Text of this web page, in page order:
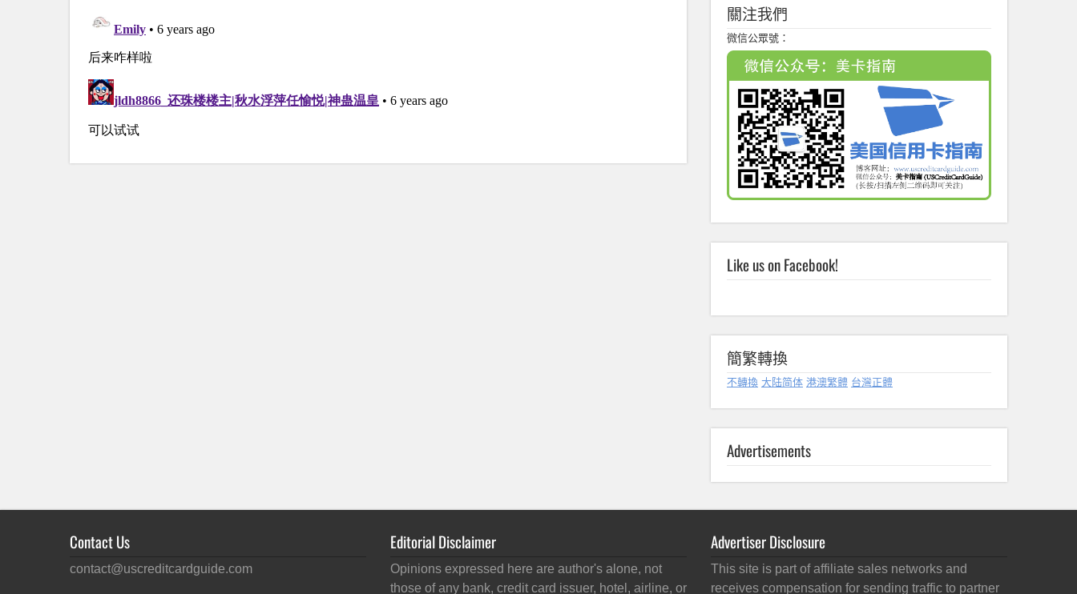
關注我們
微信公眾號：
Like us on Facebook!
簡繁轉換
不轉換 大陆简体 港澳繁體 台灣正體
Advertisements
Contact Us
contact@uscreditcardguide.com
Editorial Disclaimer
Opinions expressed here are author's alone, not
those of any bank, credit card issuer, hotel, airline, or
Advertiser Disclosure
This site is part of affiliate sales networks and
receives compensation for sending traffic to partner